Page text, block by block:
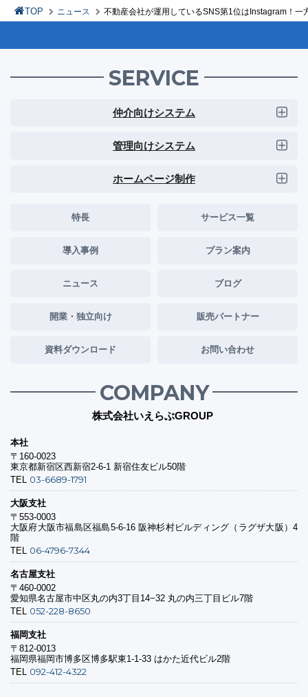
TOP ニュース 不動産会社が運用しているSNS第1位はInstagram！
SERVICE
仲介向けシステム
管理向けシステム
ホームページ制作
特長 サービス一覧
導入事例 プラン案内
ニュース ブログ
開業・独立向け 販売パートナー
資料ダウンロード お問い合わせ
COMPANY
株式会社いえらぶGROUP
本社
〒160-0023
東京都新宿区西新宿2-6-1 新宿住友ビル50階
TEL 03-6689-1791
大阪支社
〒553-0003
大阪府大阪市福島区福島5-6-16 阪神杉村ビルディング（ラグザ大阪）4
階
TEL 06-4796-7344
名古屋支社
〒460-0002
愛知県名古屋市中区丸の内3丁目14−32 丸の内三丁目ビル7階
TEL 052-228-8650
福岡支社
〒812-0013
福岡県福岡市博多区博多駅東1-1-33 はかた近代ビル2階
TEL 092-412-4322